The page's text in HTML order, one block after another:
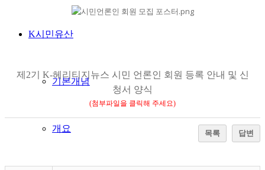
K시민유산
기본개념
개요
제2기 K-헤리티지뉴스 시민 언론인 회원 등록 안내 및 신
청서 양식
(첨부파일을 클릭해 주세요)
목록 답변